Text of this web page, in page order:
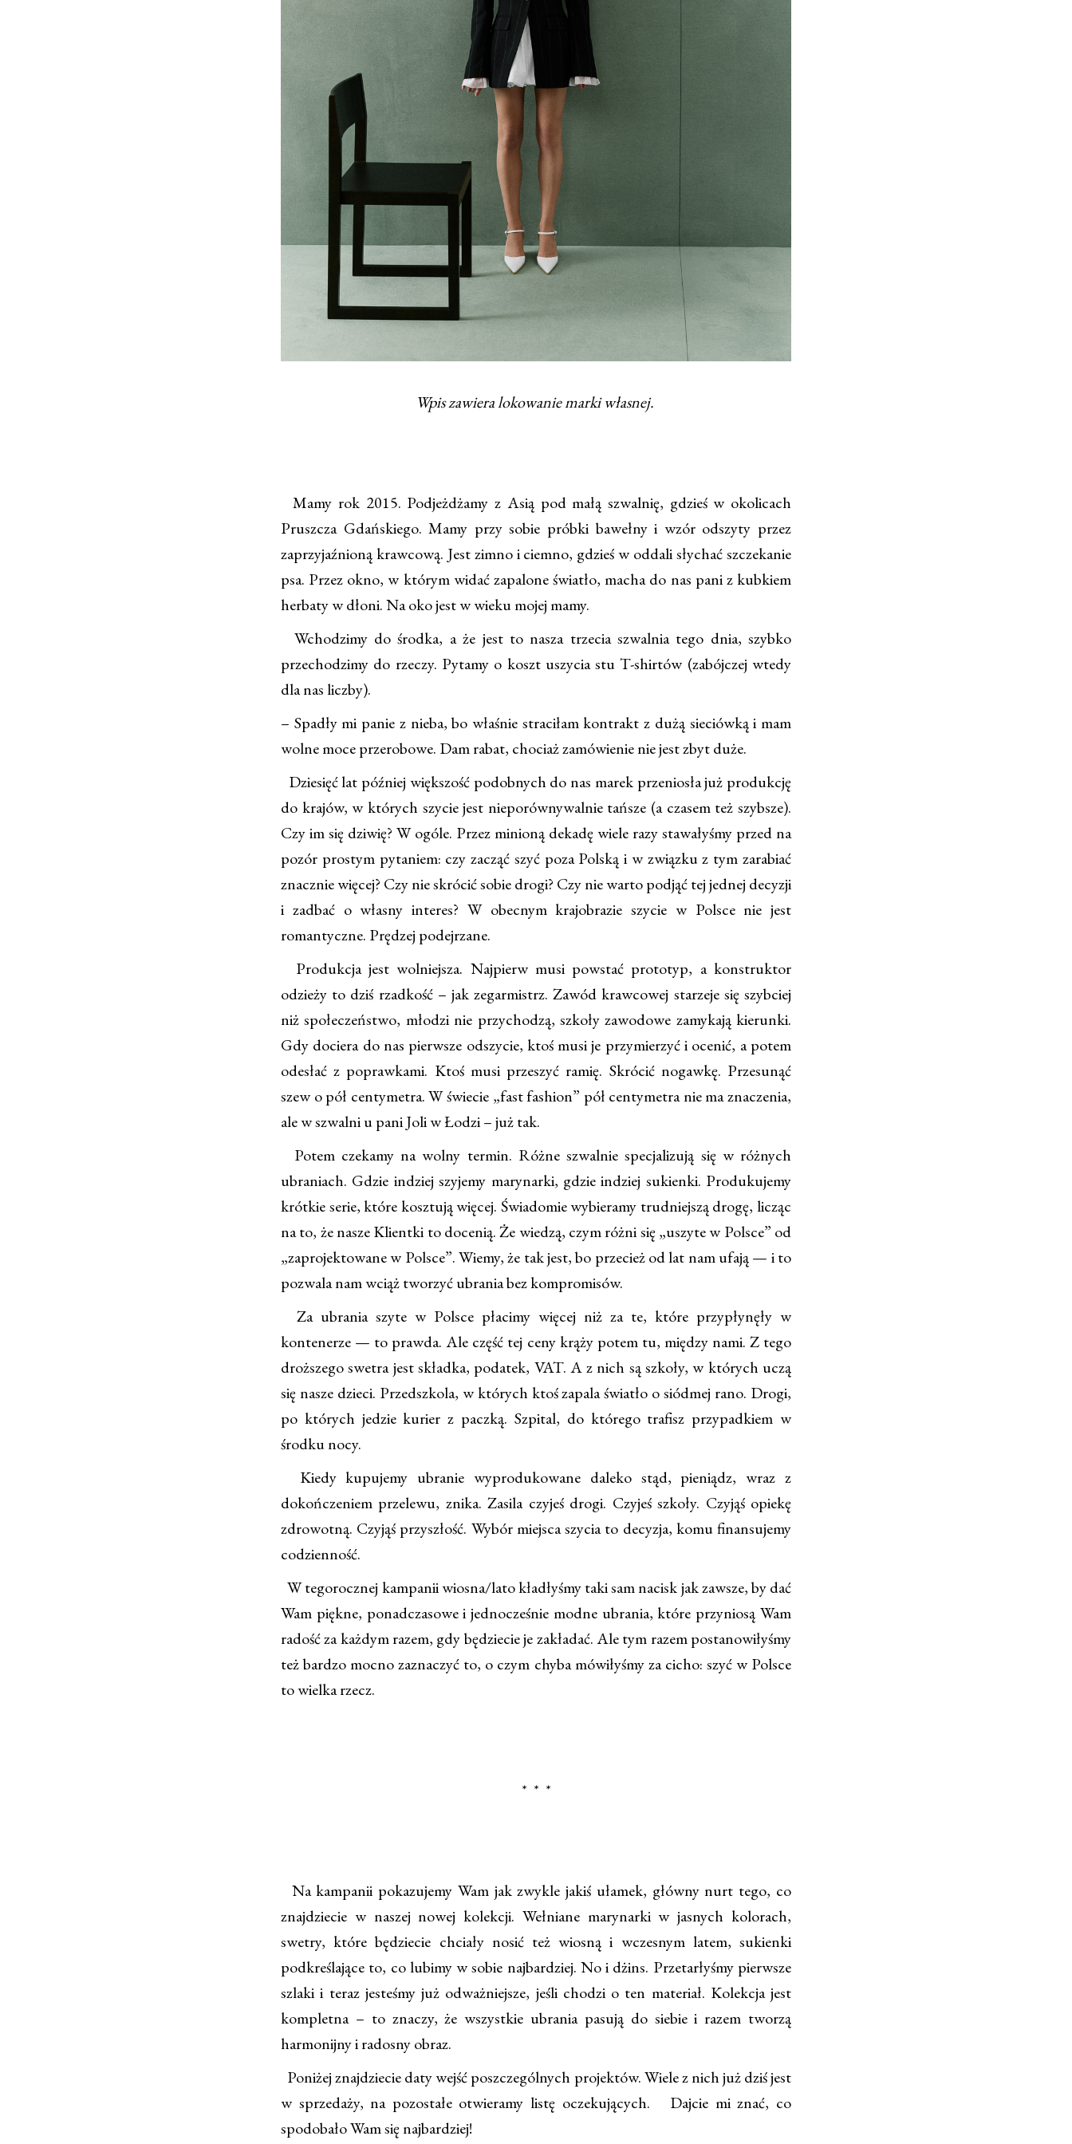
Wpis zawiera lokowanie marki własnej.
Mamy rok 2015. Podjeżdżamy z Asią pod małą szwalnię, gdzieś w okolicach
Pruszcza Gdańskiego. Mamy przy sobie próbki bawełny i wzór odszyty przez
zaprzyjaźnioną krawcową. Jest zimno i ciemno, gdzieś w oddali słychać szczekanie
psa. Przez okno, w którym widać zapalone światło, macha do nas pani z kubkiem
herbaty w dłoni. Na oko jest w wieku mojej mamy.
Wchodzimy do środka, a że jest to nasza trzecia szwalnia tego dnia, szybko
przechodzimy do rzeczy. Pytamy o koszt uszycia stu T-shirtów (zabójczej wtedy
dla nas liczby).
– Spadły mi panie z nieba, bo właśnie straciłam kontrakt z dużą sieciówką i mam
wolne moce przerobowe. Dam rabat, chociaż zamówienie nie jest zbyt duże.
Dziesięć lat później większość podobnych do nas marek przeniosła już produkcję
do krajów, w których szycie jest nieporównywalnie tańsze (a czasem też szybsze).
Czy im się dziwię? W ogóle. Przez minioną dekadę wiele razy stawałyśmy przed na
pozór prostym pytaniem: czy zacząć szyć poza Polską i w związku z tym zarabiać
znacznie więcej? Czy nie skrócić sobie drogi? Czy nie warto podjąć tej jednej decyzji
i zadbać o własny interes? W obecnym krajobrazie szycie w Polsce nie jest
romantyczne. Prędzej podejrzane.
Produkcja jest wolniejsza. Najpierw musi powstać prototyp, a konstruktor
odzieży to dziś rzadkość – jak zegarmistrz. Zawód krawcowej starzeje się szybciej
niż społeczeństwo, młodzi nie przychodzą, szkoły zawodowe zamykają kierunki.
Gdy dociera do nas pierwsze odszycie, ktoś musi je przymierzyć i ocenić, a potem
odesłać z poprawkami. Ktoś musi przeszyć ramię. Skrócić nogawkę. Przesunąć
szew o pół centymetra. W świecie „fast fashion” pół centymetra nie ma znaczenia,
ale w szwalni u pani Joli w Łodzi – już tak.
Potem czekamy na wolny termin. Różne szwalnie specjalizują się w różnych
ubraniach. Gdzie indziej szyjemy marynarki, gdzie indziej sukienki. Produkujemy
krótkie serie, które kosztują więcej. Świadomie wybieramy trudniejszą drogę, licząc
na to, że nasze Klientki to docenią. Że wiedzą, czym różni się „uszyte w Polsce” od
„zaprojektowane w Polsce”. Wiemy, że tak jest, bo przecież od lat nam ufają — i to
pozwala nam wciąż tworzyć ubrania bez kompromisów.
Za ubrania szyte w Polsce płacimy więcej niż za te, które przypłynęły w
kontenerze — to prawda. Ale część tej ceny krąży potem tu, między nami. Z tego
droższego swetra jest składka, podatek, VAT. A z nich są szkoły, w których uczą
się nasze dzieci. Przedszkola, w których ktoś zapala światło o siódmej rano. Drogi,
po których jedzie kurier z paczką. Szpital, do którego trafisz przypadkiem w
środku nocy.
Kiedy kupujemy ubranie wyprodukowane daleko stąd, pieniądz, wraz z
dokończeniem przelewu, znika. Zasila czyjeś drogi. Czyjeś szkoły. Czyjąś opiekę
zdrowotną. Czyjąś przyszłość. Wybór miejsca szycia to decyzja, komu finansujemy
codzienność.
W tegorocznej kampanii wiosna/lato kładłyśmy taki sam nacisk jak zawsze, by dać
Wam piękne, ponadczasowe i jednocześnie modne ubrania, które przyniosą Wam
radość za każdym razem, gdy będziecie je zakładać. Ale tym razem postanowiłyśmy
też bardzo mocno zaznaczyć to, o czym chyba mówiłyśmy za cicho: szyć w Polsce
to wielka rzecz.
* * *
Na kampanii pokazujemy Wam jak zwykle jakiś ułamek, główny nurt tego, co
znajdziecie w naszej nowej kolekcji. Wełniane marynarki w jasnych kolorach,
swetry, które będziecie chciały nosić też wiosną i wczesnym latem, sukienki
podkreślające to, co lubimy w sobie najbardziej. No i dżins. Przetarłyśmy pierwsze
szlaki i teraz jesteśmy już odważniejsze, jeśli chodzi o ten materiał. Kolekcja jest
kompletna – to znaczy, że wszystkie ubrania pasują do siebie i razem tworzą
harmonijny i radosny obraz.
Poniżej znajdziecie daty wejść poszczególnych projektów. Wiele z nich już dziś jest
w sprzedaży, na pozostałe otwieramy listę oczekujących. Dajcie mi znać, co
spodobało Wam się najbardziej!